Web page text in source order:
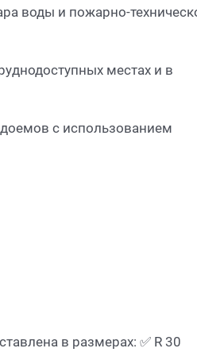
воды и пожарно-
местах и в
с использованием
в размерах: ✅ R 30